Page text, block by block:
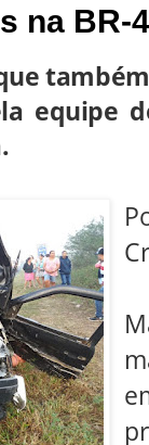
na BR-
equipe